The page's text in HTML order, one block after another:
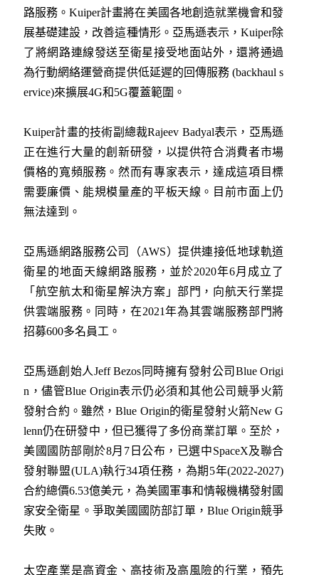
路服務。Kuiper計畫將在美國各地創造就業機會和發
展基礎建設，改善這種情形。亞馬遜表示，Kuiper除
了將網路連線發送至衛星接受地面站外，還將通過
為行動網絡運營商提供低延遲的回傳服務 (backhaul s
ervice)來擴展4G和5G覆蓋範圍。
Kuiper計畫的技術副總裁Rajeev Badyal表示，亞馬遜
正在進行大量的創新研發，以提供符合消費者市場
價格的寬頻服務。然而有專家表示，達成這項目標
需要廉價、能規模量產的平板天線。目前市面上仍
無法達到。
亞馬遜網路服務公司（AWS）提供連接低地球軌道
衛星的地面天線網路服務，並於2020年6月成立了
「航空航太和衛星解決方案」部門，向航天行業提
供雲端服務。同時，在2021年為其雲端服務部門將
招募600多名員工。
亞馬遜創始人Jeff Bezos同時擁有發射公司Blue Origi
n，儘管Blue Origin表示仍必須和其他公司競爭火箭
發射合約。雖然，Blue Origin的衛星發射火箭New G
lenn仍在研發中，但已獲得了多份商業訂單。至於，
美國國防部剛於8月7日公布，已選中SpaceX及聯合
發射聯盟(ULA)執行34項任務，為期5年(2022-2027)
合約總價6.53億美元，為美國軍事和情報機構發射國
家安全衛星。爭取美國國防部訂單，Blue Origin競爭
失敗。
太空產業是高資金、高技術及高風險的行業，預先